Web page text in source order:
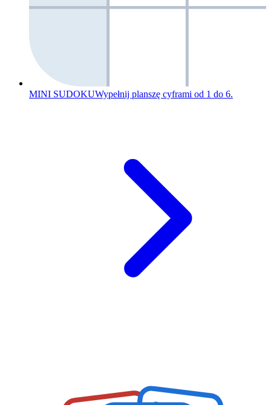
MINI SUDOKUWypełnij planszę cyframi od 1 do 6.